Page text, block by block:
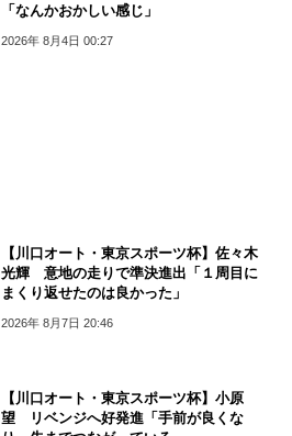
「なんかおかしい感じ」
2026年 8月4日 00:27
【川口オート・東京スポーツ杯】佐々木
光輝 意地の走りで準決進出「１周目に
まくり返せたのは良かった」
2026年 8月7日 20:46
【川口オート・東京スポーツ杯】小原
望 リベンジへ好発進「手前が良くな